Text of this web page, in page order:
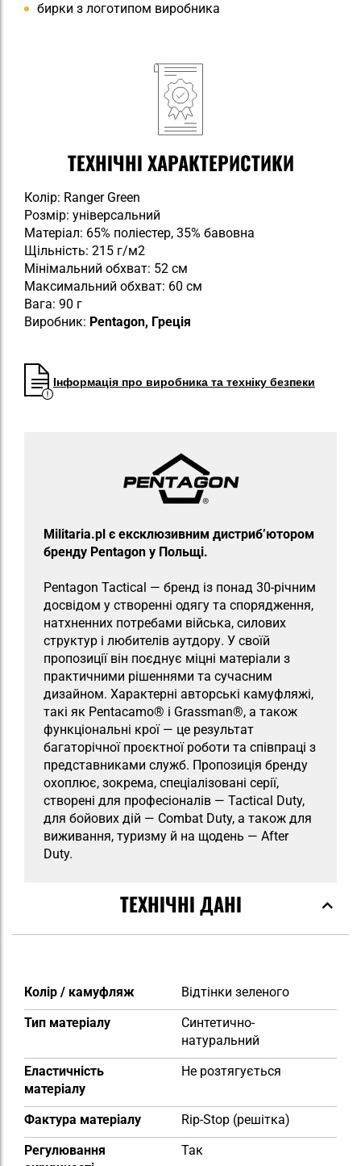
бирки з логотипом виробника
ТЕХНІЧНІ ХАРАКТЕРИСТИКИ
Колір: Ranger Green
Розмір: універсальний
Матеріал: 65% поліестер, 35% бавовна
Щільність: 215 г/м2
Мінімальний обхват: 52 см
Максимальний обхват: 60 см
Вага: 90 г
Виробник: Pentagon, Греція
Інформація про виробника та техніку безпеки
Militaria.pl є ексклюзивним дистриб’ютором
бренду Pentagon у Польщі.
Pentagon Tactical — бренд із понад 30-річним
досвідом у створенні одягу та спорядження,
натхненних потребами війська, силових
структур і любителів аутдору. У своїй
пропозиції він поєднує міцні матеріали з
практичними рішеннями та сучасним
дизайном. Характерні авторські камуфляжі,
такі як Pentacamo® і Grassman®, а також
функціональні крої — це результат
багаторічної проєктної роботи та співпраці з
представниками служб. Пропозиція бренду
охоплює, зокрема, спеціалізовані серії,
створені для професіоналів — Tactical Duty,
для бойових дій — Combat Duty, а також для
виживання, туризму й на щодень — After
Duty.
ТЕХНІЧНІ ДАНІ
Докладніше
Колір / камуфляж
Відтінки зеленого
Тип матеріалу
Синтетично-
натуральний
Еластичність
матеріалу
Не розтягується
Фактура матеріалу
Rip-Stop (решітка)
Регулювання
Так